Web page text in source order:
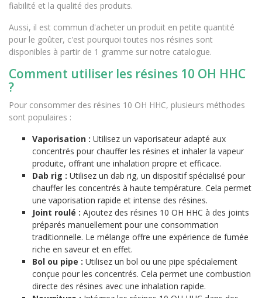
(7 avis)
fiabilité et la qualité des produits.
Aussi, il est commun d'acheter un produit en petite quantité
pour le goûter, c'est pourquoi toutes nos résines sont
disponibles à partir de 1 gramme sur notre catalogue.
Comment utiliser les résines 10 OH HHC
?
Pour consommer des résines 10 OH HHC, plusieurs méthodes
sont populaires :
Vaporisation : Utilisez un vaporisateur adapté aux
concentrés pour chauffer les résines et inhaler la vapeur
produite, offrant une inhalation propre et efficace.
Dab rig : Utilisez un dab rig, un dispositif spécialisé pour
chauffer les concentrés à haute température. Cela permet
une vaporisation rapide et intense des résines.
Joint roulé : Ajoutez des résines 10 OH HHC à des joints
préparés manuellement pour une consommation
traditionnelle. Le mélange offre une expérience de fumée
riche en saveur et en effet.
Bol ou pipe : Utilisez un bol ou une pipe spécialement
conçue pour les concentrés. Cela permet une combustion
directe des résines avec une inhalation rapide.